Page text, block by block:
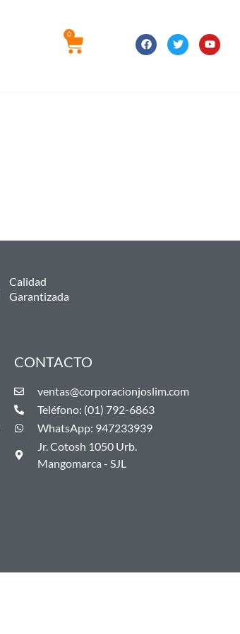
0
Calidad
Garantizada
CONTACTO
ventas@corporacionjoslim.com
Teléfono: (01) 792-6863
WhatsApp: 947233939
Jr. Cotosh 1050 Urb.
Mangomarca - SJL